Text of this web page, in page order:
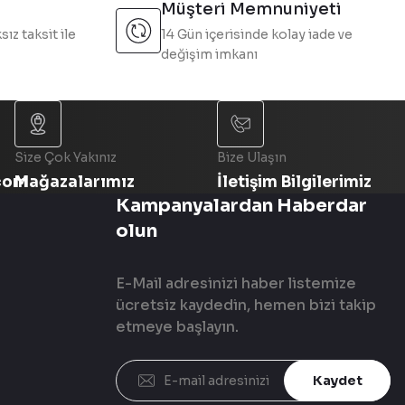
taksit ile
Müşteri Memnuniyeti
14 Gün içerisinde kolay iade ve
değişim imkanı
Size Çok Yakınız
Mağazalarımız
Bize Ulaşın
İletişim Bilgilerimiz
Kampanyalardan Haberdar
olun
E-Mail adresinizi haber listemize
ücretsiz kaydedin, hemen bizi takip
etmeye başlayın.
Kaydet